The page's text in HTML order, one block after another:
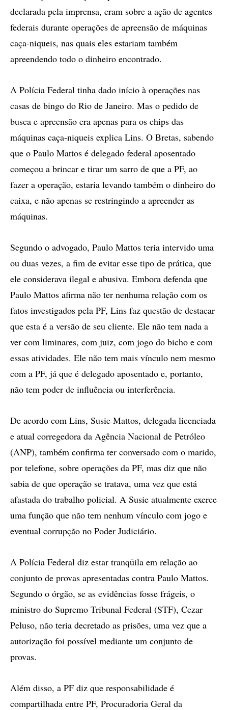
declarada pela imprensa, eram sobre a ação de agentes
federais durante operações de apreensão de máquinas
caça-niqueis, nas quais eles estariam também
apreendendo todo o dinheiro encontrado.
A Polícia Federal tinha dado início à operações nas
casas de bingo do Rio de Janeiro. Mas o pedido de
busca e apreensão era apenas para os chips das
máquinas caça-niqueis explica Lins. O Bretas, sabendo
que o Paulo Mattos é delegado federal aposentado
começou a brincar e tirar um sarro de que a PF, ao
fazer a operação, estaria levando também o dinheiro do
caixa, e não apenas se restringindo a apreender as
máquinas.
Segundo o advogado, Paulo Mattos teria intervido uma
ou duas vezes, a fim de evitar esse tipo de prática, que
ele considerava ilegal e abusiva. Embora defenda que
Paulo Mattos afirma não ter nenhuma relação com os
fatos investigados pela PF, Lins faz questão de destacar
que esta é a versão de seu cliente. Ele não tem nada a
ver com liminares, com juiz, com jogo do bicho e com
essas atividades. Ele não tem mais vínculo nem mesmo
com a PF, já que é delegado aposentado e, portanto,
não tem poder de influência ou interferência.
De acordo com Lins, Susie Mattos, delegada licenciada
e atual corregedora da Agência Nacional de Petróleo
(ANP), também confirma ter conversado com o marido,
por telefone, sobre operações da PF, mas diz que não
sabia de que operação se tratava, uma vez que está
afastada do trabalho policial. A Susie atualmente exerce
uma função que não tem nenhum vínculo com jogo e
eventual corrupção no Poder Judiciário.
A Polícia Federal diz estar tranqüila em relação ao
conjunto de provas apresentadas contra Paulo Mattos.
Segundo o órgão, se as evidências fosse frágeis, o
ministro do Supremo Tribunal Federal (STF), Cezar
Peluso, não teria decretado as prisões, uma vez que a
autorização foi possível mediante um conjunto de
provas.
Além disso, a PF diz que responsabilidade é
compartilhada entre PF, Procuradoria Geral da